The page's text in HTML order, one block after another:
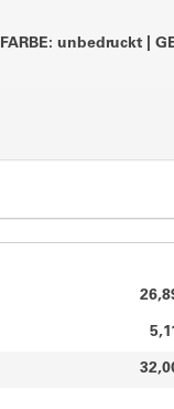
FARBE: unbedruckt